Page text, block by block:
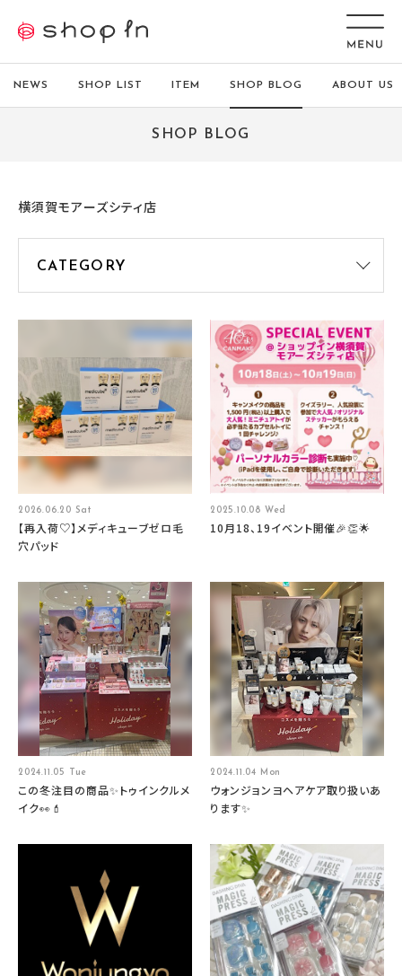
NEWS SHOP LIST ITEM SHOP BLOG ABOUT US
SHOP BLOG
横須賀モアーズシティ店
2026.06.20 Sat
【再入荷♡】メディキューブゼロ毛
穴パッド
2025.10.08 Wed
10月18、19イベント開催🎉👏🌟
2024.11.05 Tue
この冬注目の商品✨トゥインクルメ
イク👀💄
2024.11.04 Mon
ウォンジョンヨヘアケア取り扱いあ
ります✨